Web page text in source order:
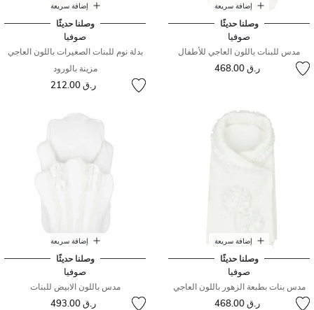
إضافة سريعة
وصلنا حديثًا
صوفيا
مدس للبنات باللون العاجي للأطفال
ر.ق 468.00
إضافة سريعة
وصلنا حديثًا
صوفيا
بدلة نوم للبنات الصغيرات باللون العاجي
مزينة بالورود
ر.ق 212.00
إضافة سريعة
وصلنا حديثًا
صوفيا
مدس بنات بطبعة الزهور باللون العاجي
ر.ق 468.00
إضافة سريعة
وصلنا حديثًا
صوفيا
مدس باللون الابيض للبنات
ر.ق 493.00